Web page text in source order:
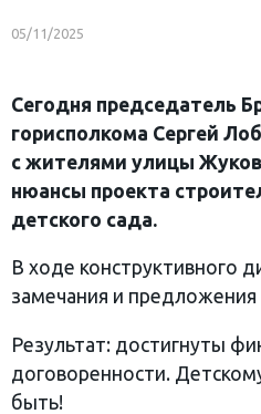
05/11/2025
Сегодня председатель
горисполкома Сергей
с жителями улицы
нюансы проекта
детского сада.
В ходе конструктивного
замечания и предложения
Результат: достигнуты
договоренности.
быть!